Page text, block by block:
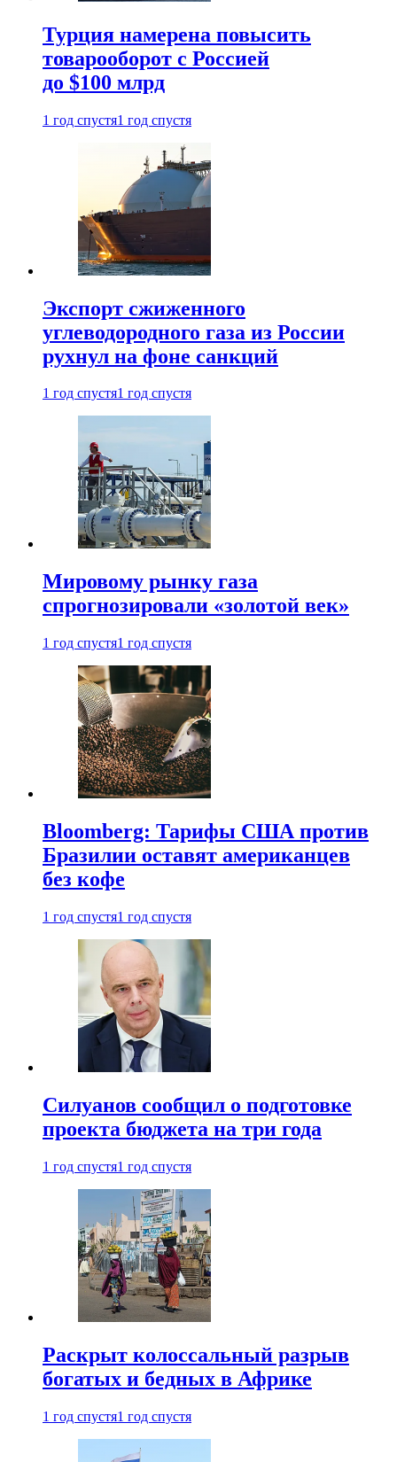
Турция намерена повысить
товарооборот с Россией
до $100 млрд
1 год спустя1 год спустя
Экспорт сжиженного
углеводородного газа из России
рухнул на фоне санкций
1 год спустя1 год спустя
Мировому рынку газа
спрогнозировали «золотой век»
1 год спустя1 год спустя
Bloomberg: Тарифы США против
Бразилии оставят американцев
без кофе
1 год спустя1 год спустя
Силуанов сообщил о подготовке
проекта бюджета на три года
1 год спустя1 год спустя
Раскрыт колоссальный разрыв
богатых и бедных в Африке
1 год спустя1 год спустя